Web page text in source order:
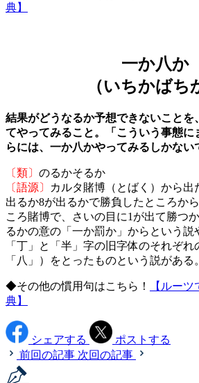
典】
一か八か
（いちかばち
結果がどうなるか予想できないことを
てやってみること。「こういう事態に
らには、一か八かやってみるしかない
〔類〕 のるかそるか
〔語源〕
カルタ賭博（とばく）から出
出るか8が出るかで勝負したところか
ころ賭博で、さいの目に1が出て勝つ
るかの意の「一か罰か」からという説
「丁」と「半」字の旧字体のそれぞれ
「八」）をとったものという説がある。
◆その他の慣用句はこちら！
【ルー
典】
シェアする
ポストする
前回の記事 次回の記事